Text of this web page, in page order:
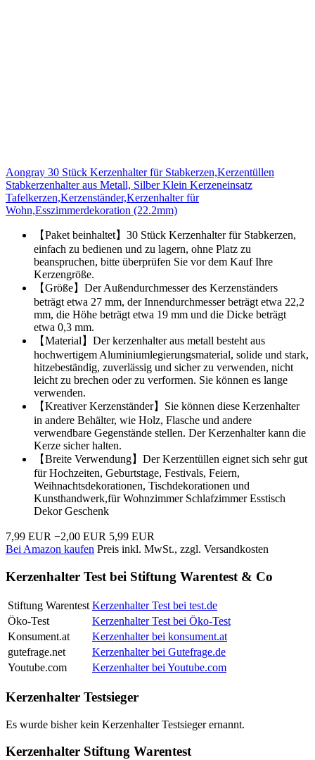
Aongray 30 Stück Kerzenhalter für Stabkerzen,Kerzentüllen
Stabkerzenhalter aus Metall, Silber Klein Kerzeneinsatz
Tafelkerzen,Kerzenständer,Kerzenhalter für
Wohn,Esszimmerdekoration (22.2mm)
【Paket beinhaltet】30 Stück Kerzenhalter für Stabkerzen,
einfach zu bedienen und zu lagern, ohne Platz zu
beanspruchen, bitte überprüfen Sie vor dem Kauf Ihre
Kerzengröße.
【Größe】Der Außendurchmesser des Kerzenständers
beträgt etwa 27 mm, der Innendurchmesser beträgt etwa 22,2
mm, die Höhe beträgt etwa 19 mm und die Dicke beträgt
etwa 0,3 mm.
【Material】Der kerzenhalter aus metall besteht aus
hochwertigem Aluminiumlegierungsmaterial, solide und stark,
hitzebeständig, zuverlässig und sicher zu verwenden, nicht
leicht zu brechen oder zu verformen. Sie können es lange
verwenden.
【Kreativer Kerzenständer】Sie können diese Kerzenhalter
in andere Behälter, wie Holz, Flasche und andere
verwendbare Gegenstände stellen. Der Kerzenhalter kann die
Kerze sicher halten.
【Breite Verwendung】Der Kerzentüllen eignet sich sehr gut
für Hochzeiten, Geburtstage, Festivals, Feiern,
Weihnachtsdekorationen, Tischdekorationen und
Kunsthandwerk,für Wohnzimmer Schlafzimmer Esstisch
Dekor Geschenk
7,99 EUR −2,00 EUR 5,99 EUR
Bei Amazon kaufen Preis inkl. MwSt., zzgl. Versandkosten
Kerzenhalter Test bei Stiftung Warentest & Co
Stiftung Warentest Kerzenhalter Test bei test.de
Öko-Test
Kerzenhalter Test bei Öko-Test
Konsument.at
Kerzenhalter bei konsument.at
gutefrage.net
Kerzenhalter bei Gutefrage.de
Youtube.com
Kerzenhalter bei Youtube.com
Kerzenhalter Testsieger
Es wurde bisher kein Kerzenhalter Testsieger ernannt.
Kerzenhalter Stiftung Warentest